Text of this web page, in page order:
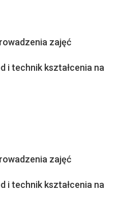
zajęć
i technik kształcenia na
zajęć
i technik kształcenia na